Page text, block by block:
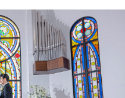
宴会・会議